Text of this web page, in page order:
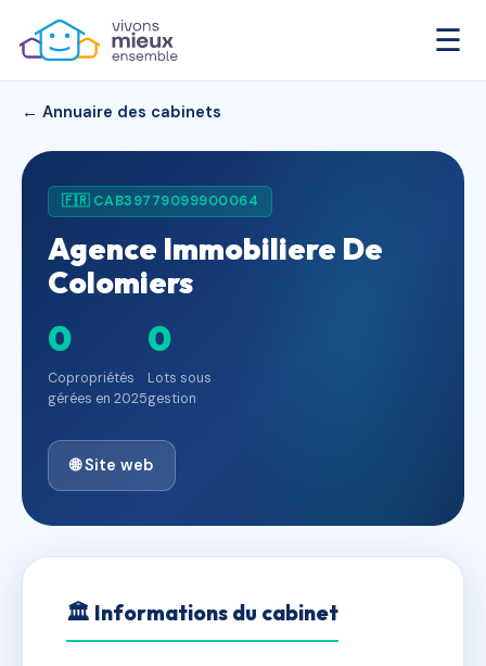
☰
← Annuaire des cabinets
🇫🇷 CAB39779099900064
Agence Immobiliere De
Colomiers
0
Copropriétés
gérées en 2025
0
Lots sous
gestion
🌐 Site web
🏛 Informations du cabinet